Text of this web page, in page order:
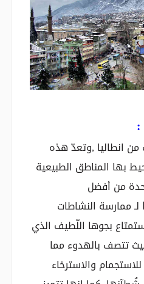
:
انطاليا ,وتعدّ هذه
بها المناطق الطبيعية
من أفضل
لـ ممارسة النشاطات
بجوها اللّطيف الذي
تتصف بالهدوء مما
والاسترخاء